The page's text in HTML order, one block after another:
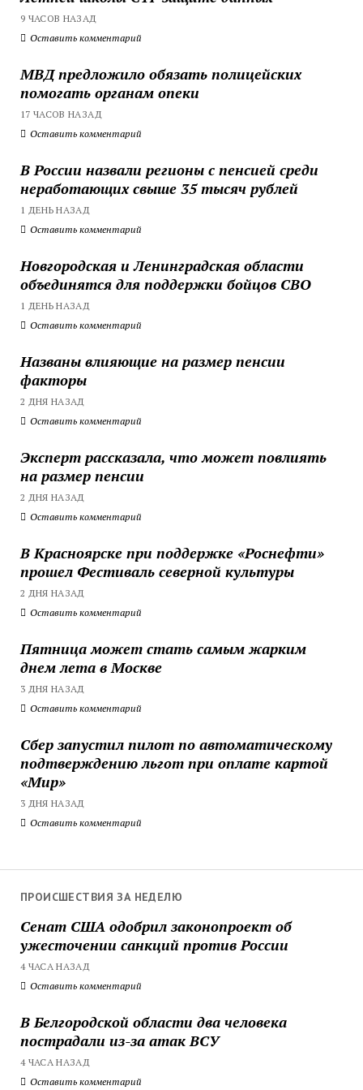
9 ЧАСОВ НАЗАД
Оставить комментарий
МВД предложило обязать полицейских
помогать органам опеки
17 ЧАСОВ НАЗАД
Оставить комментарий
В России назвали регионы с пенсией среди
неработающих свыше 35 тысяч рублей
1 ДЕНЬ НАЗАД
Оставить комментарий
Новгородская и Ленинградская области
объединятся для поддержки бойцов СВО
1 ДЕНЬ НАЗАД
Оставить комментарий
Названы влияющие на размер пенсии
факторы
2 ДНЯ НАЗАД
Оставить комментарий
Эксперт рассказала, что может повлиять
на размер пенсии
2 ДНЯ НАЗАД
Оставить комментарий
В Красноярске при поддержке «Роснефти»
прошел Фестиваль северной культуры
2 ДНЯ НАЗАД
Оставить комментарий
Пятница может стать самым жарким
днем лета в Москве
3 ДНЯ НАЗАД
Оставить комментарий
Сбер запустил пилот по автоматическому
подтверждению льгот при оплате картой
«Мир»
3 ДНЯ НАЗАД
Оставить комментарий
ПРОИСШЕСТВИЯ ЗА НЕДЕЛЮ
Сенат США одобрил законопроект об
ужесточении санкций против России
4 ЧАСА НАЗАД
Оставить комментарий
В Белгородской области два человека
пострадали из-за атак ВСУ
4 ЧАСА НАЗАД
Оставить комментарий